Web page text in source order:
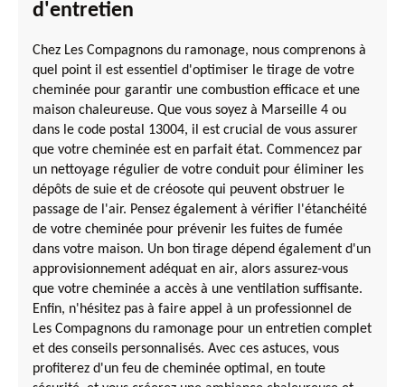
d'entretien
Chez Les Compagnons du ramonage, nous comprenons à
quel point il est essentiel d'optimiser le tirage de votre
cheminée pour garantir une combustion efficace et une
maison chaleureuse. Que vous soyez à Marseille 4 ou
dans le code postal 13004, il est crucial de vous assurer
que votre cheminée est en parfait état. Commencez par
un nettoyage régulier de votre conduit pour éliminer les
dépôts de suie et de créosote qui peuvent obstruer le
passage de l'air. Pensez également à vérifier l'étanchéité
de votre cheminée pour prévenir les fuites de fumée
dans votre maison. Un bon tirage dépend également d'un
approvisionnement adéquat en air, alors assurez-vous
que votre cheminée a accès à une ventilation suffisante.
Enfin, n'hésitez pas à faire appel à un professionnel de
Les Compagnons du ramonage pour un entretien complet
et des conseils personnalisés. Avec ces astuces, vous
profiterez d'un feu de cheminée optimal, en toute